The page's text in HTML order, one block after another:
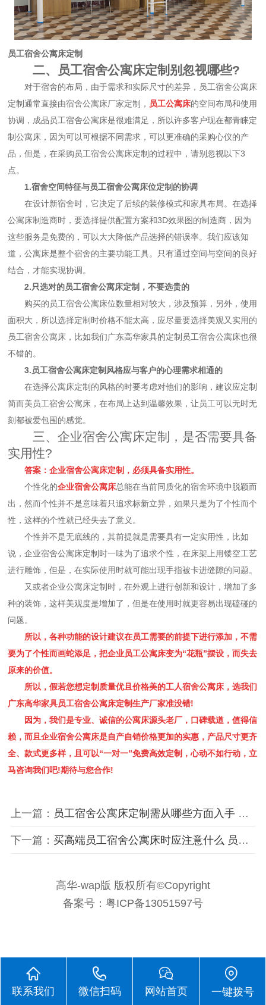
员工宿舍公寓床定制
二、员工宿舍公寓床定制别忽视哪些?
对于宿舍的布局，由于需求和实际尺寸的差异，员工宿舍公寓床
定制通常直接由宿舍公寓床厂家定制， 员工公寓床的空间布局和使用
协调，成品员工宿舍公寓床是很难满足，所以许多客户现在都青睐定
制公寓床，因为可以可根据不同需求，可以更准确的采购心仪的产
品，但是，在采购员工宿舍公寓床定制的过程中，请别忽视以下3
点。
1.宿舍空间特征与员工宿舍公寓床位定制的协调
在设计新宿舍时，它决定了后续的装修模式和家具布局。在选择
公寓床制造商时，要选择提供配置方案和3D效果图的制造商，因为
这些服务是免费的，可以大大降低产品选择的错误率。我们应该知
道，公寓床是整个宿舍的主要功能工具。只有通过空间与空间的良好
结合，才能实现协调。
2.只选对的员工宿舍公寓床定制，不要选贵的
购买的员工宿舍公寓床位数量相对较大，涉及预算，另外，使用
面积大，所以选择定制时价格不能太高，应尽量要选择美观又实用的
员工宿舍公寓床，比如我们广东高华家具的定制员工宿舍公寓床也很
不错的。
3.员工宿舍公寓床定制风格应与客户的心理需求相通的
在选择公寓床定制的风格的时要考虑对他们的影响，建议应定制
简而美员工宿舍公寓床，在布局上达到温馨效果，让员工可以无时无
刻都被爱包围的感觉。
三、企业宿舍公寓床定制，是否需要具备
实用性?
答案：企业宿舍公寓床定制，必须具备实用性。
个性化的企业宿舍公寓床总能在当前同质化的宿舍环境中脱颖而
出，然而个性并不是意味着只追求标新立异，如果只是为了个性而个
性，这样的个性就已经失去了意义。
个性并不是无底线的，其前提就是需要具有一定实用性，比如
说，企业宿舍公寓床定制时一味为了追求个性，在床架上用镂空工艺
进行雕饰，但是，在实际使用时就可能出现手指被卡进缝隙的问题。
又或者企业公寓床定制时，在外观上进行创新和设计，增加了多
种的装饰，这样美观度是增加了，但是在使用时就更容易出现磕碰的
问题。
所以，各种功能的设计建议在员工需要的前提下进行添加，不需
要为了个性而画蛇添足，把企业员工公寓床变为“花瓶”摆设，而失去
原来的价值。
所以，假若您想定制质量优且价格美的工人宿舍公寓床，选我们
广东高华家具员工宿舍公寓床定制生产厂家准没错!
因为，我们是专业、诚信的公寓床源头老厂，口碑载道，值得信
赖，而且企业宿舍公寓床是自产自销价格更加的实惠，产品尺寸更齐
全、款式更多样，且可以“一对一”免费高效定制，心动不如行动，立
马咨询我们吧!期待与您合作!
上一篇： 员工宿舍公寓床定制需从哪些方面入手 挑选销售宿舍公寓床注意什么
下一篇： 买高端员工宿舍公寓床时应注意什么 员工青睐怎样的企业宿舍公寓床
高华-wap版 版权所有©Copyright
备案号：粤ICP备13051597号
联系我们 微信扫码 网站首页 一键拨号